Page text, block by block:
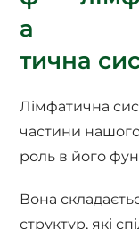
а
тична
Лімфатична
частини нашого
роль в його
Вона
структур, які